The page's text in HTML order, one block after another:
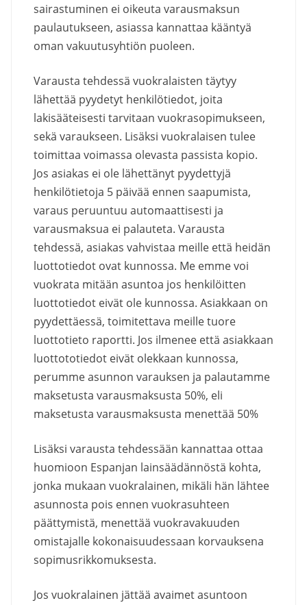
sairastuminen ei oikeuta varausmaksun
paulautukseen, asiassa kannattaa kääntyä
oman vakuutusyhtiön puoleen.
Varausta tehdessä vuokralaisten täytyy
lähettää pyydetyt henkilötiedot, joita
lakisääteisesti tarvitaan vuokrasopimukseen,
sekä varaukseen. Lisäksi vuokralaisen tulee
toimittaa voimassa olevasta passista kopio.
Jos asiakas ei ole lähettänyt pyydettyjä
henkilötietoja 5 päivää ennen saapumista,
varaus peruuntuu automaattisesti ja
varausmaksua ei palauteta. Varausta
tehdessä, asiakas vahvistaa meille että heidän
luottotiedot ovat kunnossa. Me emme voi
vuokrata mitään asuntoa jos henkilöitten
luottotiedot eivät ole kunnossa. Asiakkaan on
pyydettäessä, toimitettava meille tuore
luottotieto raportti. Jos ilmenee että asiakkaan
luottototiedot eivät olekkaan kunnossa,
perumme asunnon varauksen ja palautamme
maksetusta varausmaksusta 50%, eli
maksetusta varausmaksusta menettää 50%
Lisäksi varausta tehdessään kannattaa ottaa
huomioon Espanjan lainsäädännöstä kohta,
jonka mukaan vuokralainen, mikäli hän lähtee
asunnosta pois ennen vuokrasuhteen
päättymistä, menettää vuokravakuuden
omistajalle kokonaisuudessaan korvauksena
sopimusrikkomuksesta.
Jos vuokralainen jättää avaimet asuntoon